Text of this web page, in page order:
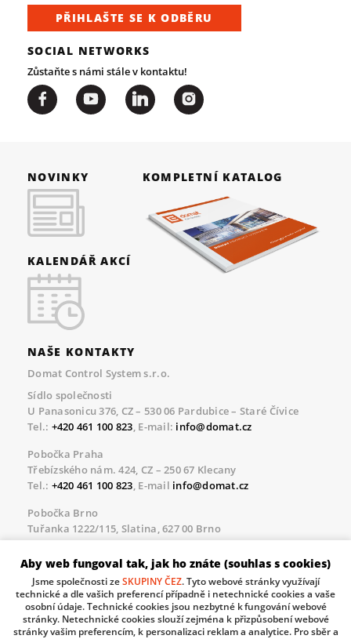
PŘIHLAŠTE SE K ODBĚRU
SOCIAL NETWORKS
Zůstaňte s námi stále v kontaktu!
NOVINKY
KALENDÁŘ AKCÍ
KOMPLETNÍ KATALOG
NAŠE KONTAKTY
Domat Control System s.r.o.
Sídlo společnosti
U Panasonicu 376, CZ – 530 06 Pardubice – Staré Čívice
Tel.: +420 461 100 823, E-mail: info@domat.cz
Pobočka Praha
Třebízského nám. 424, CZ – 250 67 Klecany
Tel.: +420 461 100 823, E-mail info@domat.cz
Pobočka Brno
Tuřanka 1222/115, Slatina, 627 00 Brno
Tel.:+420 461 100 823, E-mailinfo@domat.cz
Servisní linka pro námi realizované akce
Po – Pá 8.30 – 17.00
tel:+420 733 421 878, E-mailservis@domat.cz
Technická podpora:
Aby web fungoval tak, jak ho znáte (souhlas s cookies)
Jsme společnosti zeSKUPINY ČEZ. Tyto webové stránky využívají
technické a dle vašich preferencí případně i netechnické cookies a vaše
osobní údaje. Technické cookies jsou nezbytné k fungování webové
stránky. Netechnické cookies slouží zejména k přizpůsobení webové
stránky vašim preferencím, k personalizaci reklam a analytice. Pro sběr a